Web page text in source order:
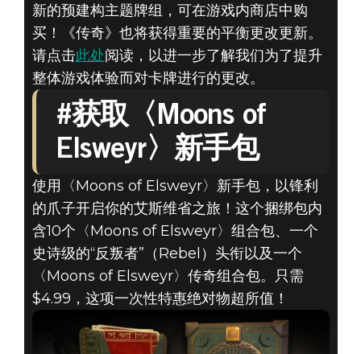
新的预建构主题牌组，可在游戏内商店中购
买！《传奇》也将获得重要的平衡更改更新。
请点击此处阅读，以进一步了解我们为了提升
整体游戏体验而对卡牌进行的更改。
#获取〈Moons of
Elsweyr〉新手包
使用〈Moons of Elsweyr〉新手包，以锋利
的爪子开启你的艾斯维省之旅！这个捆绑包内
含10个〈Moons of Elsweyr〉组合包、一个
史诗级的“反叛者”（Rebel）头衔以及一个
〈Moons of Elsweyr〉传奇组合包。只需
$4.99，这项一次性特惠绝对物超所值！